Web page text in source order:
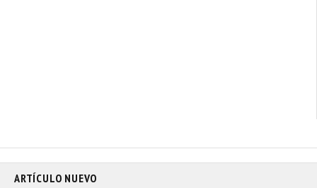
ARTÍCULO NUEVO